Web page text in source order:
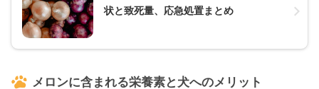
状と致死量、応急処置まとめ
メロンに含まれる栄養素と犬へのメリット